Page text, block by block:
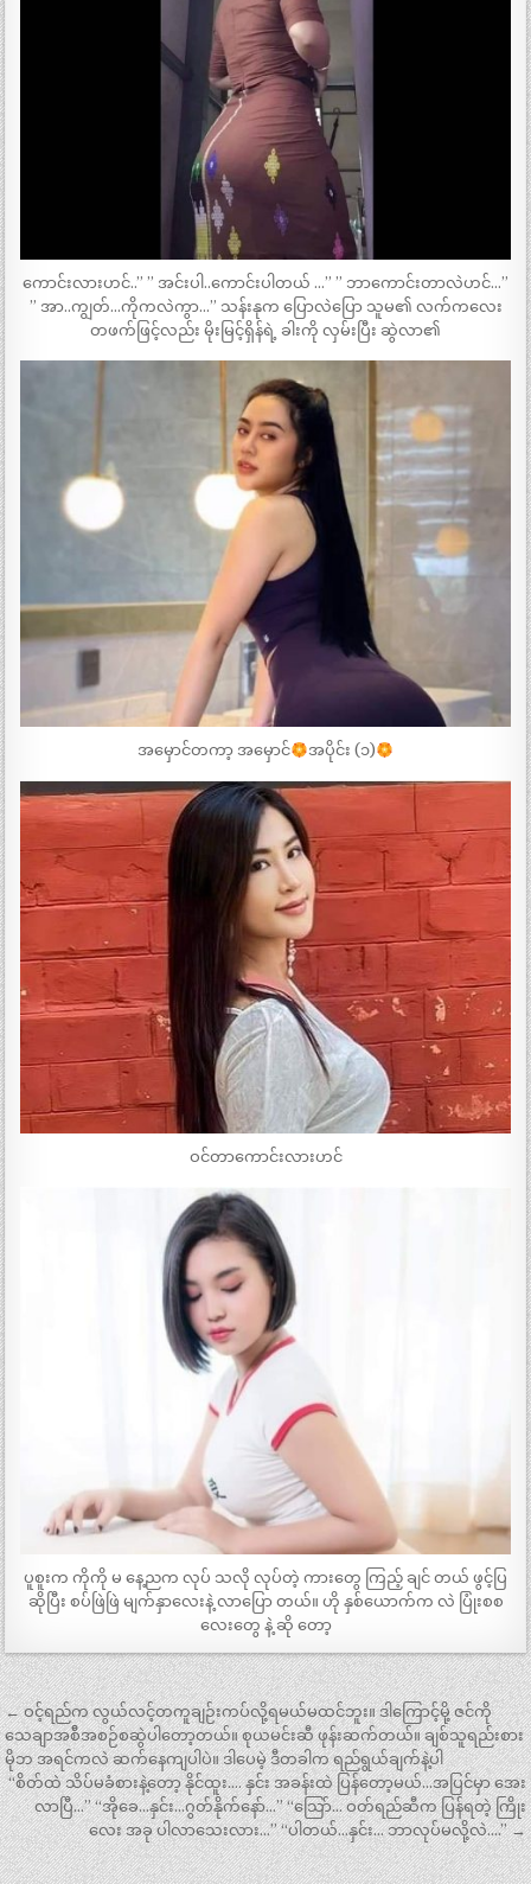
ကောင်းလားဟင်..” ” အင်းပါ..ကောင်းပါတယ် …” ” ဘာကောင်းတာလဲဟင်…”
” အာ..ကျွတ်…ကိုကလဲကွာ…” သန်းနုက ပြောလဲပြော သူမ၏ လက်ကလေး
တဖက်ဖြင့်လည်း မိုးမြင့်ရှိန်ရဲ့ ခါးကို လှမ်းပြီး ဆွဲလာ၏
အမှောင်တကာ့ အမှောင် အပိုင်း (၁)
ဝင်တာကောင်းလားဟင်
ပူစူးက ကိုကို မ နေ့ညက လုပ် သလို လုပ်တဲ့ ကားတွေ ကြည့် ချင် တယ် ဖွင့်ပြ
ဆိုပြီး စပ်ဖြဲဖြဲ မျက်နှာလေးနဲ့ လာပြော တယ်။ ဟို နှစ်ယောက်က လဲ ပြုံးစစ
လေးတွေ နဲ့ ဆို တော့
Post
navigation
← ဝင့်ရည်က လွယ်လင့်တကူချဉ်းကပ်လို့ရမယ်မထင်ဘူး။ ဒါကြောင့်မို့ ဇင်ကို
သေချာအစ်ီအစဉ်စဆွဲပါတော့တယ်။ စုယမင်းဆီ ဖုန်းဆက်တယ်။ ချစ်သူရည်းစား
မိုဘ အရင်ကလဲ ဆက်နေကျပါပဲ။ ဒါပေမဲ့ ဒီတခါက ရည်ရွယ်ချက်နဲ့ပါ
“စိတ်ထဲ သိပ်မခံစားနဲ့တော့ နိုင်ထူး…. နှင်း အခန်းထဲ ပြန်တော့မယ်…အပြင်မှာ အေး
လာပြီ…” “အိုခေ…နှင်း…ဂွတ်နိုက်နော်…” “သြော်… ဝတ်ရည်ဆီက ပြန်ရတဲ့ ကြိုး
လေး အခု ပါလာသေးလား…” “ပါတယ်…နှင်း… ဘာလုပ်မလို့လဲ….” →